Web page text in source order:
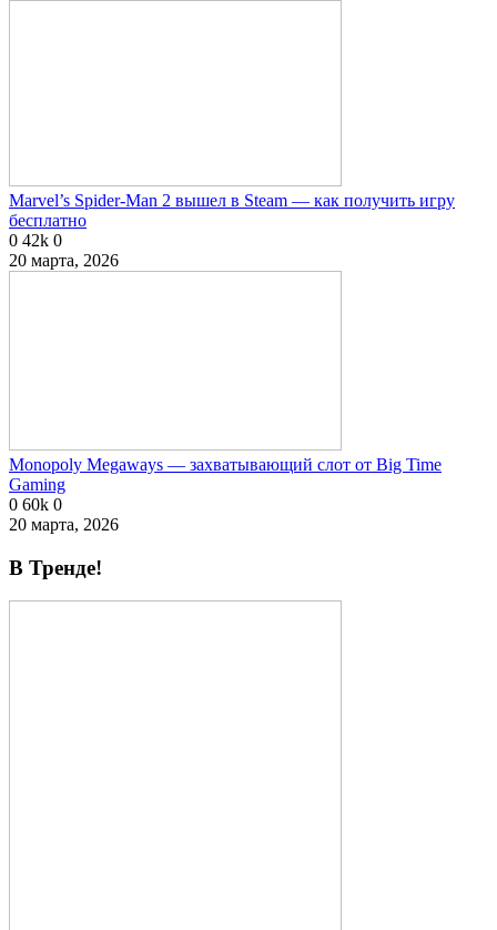
Marvel’s Spider-Man 2 вышел в Steam — как получить игру
бесплатно
0 42k 0
20 марта, 2026
Monopoly Megaways — захватывающий слот от Big Time
Gaming
0 60k 0
20 марта, 2026
В Тренде!